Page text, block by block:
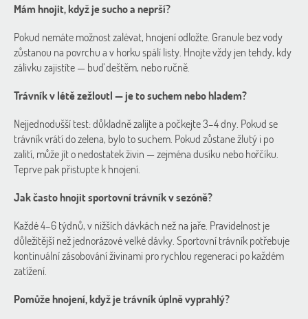
Mám hnojit, když je sucho a neprší?
Pokud nemáte možnost zalévat, hnojení odložte. Granule bez vody
zůstanou na povrchu a v horku spálí listy. Hnojte vždy jen tehdy, kdy
zálivku zajistíte — buď deštěm, nebo ručně.
Trávník v létě zežloutl — je to suchem nebo hladem?
Nejjednodušší test: důkladně zalijte a počkejte 3–4 dny. Pokud se
trávník vrátí do zelena, bylo to suchem. Pokud zůstane žlutý i po
zalití, může jít o nedostatek živin — zejména dusíku nebo hořčíku.
Teprve pak přistupte k hnojení.
Jak často hnojit sportovní trávník v sezóně?
Každé 4–6 týdnů, v nižších dávkách než na jaře. Pravidelnost je
důležitější než jednorázové velké dávky. Sportovní trávník potřebuje
kontinuální zásobování živinami pro rychlou regeneraci po každém
zatížení.
Pomůže hnojení, když je trávník úplně vyprahlý?